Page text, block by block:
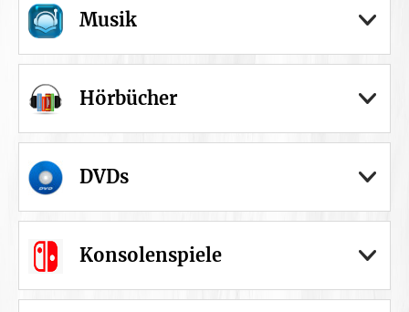
Musik
Hörbücher
DVDs
Konsolenspiele